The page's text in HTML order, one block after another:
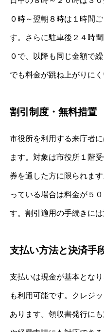
０時～翌朝８時は１時間
す。さらに駐車後２４時
０で、以降も同じ金額で
でも料金が跳ね上がりにく
割引制度・無料措置
市役所を利用する来庁者
ます。対象は市役所１階
券を通した方に限られま
っている場合は料金が５
す。割引適用の手続きには
支払い方法と決済手
支払いは現金が基本とな
も利用可能です。クレジ
あります。領収書発行に